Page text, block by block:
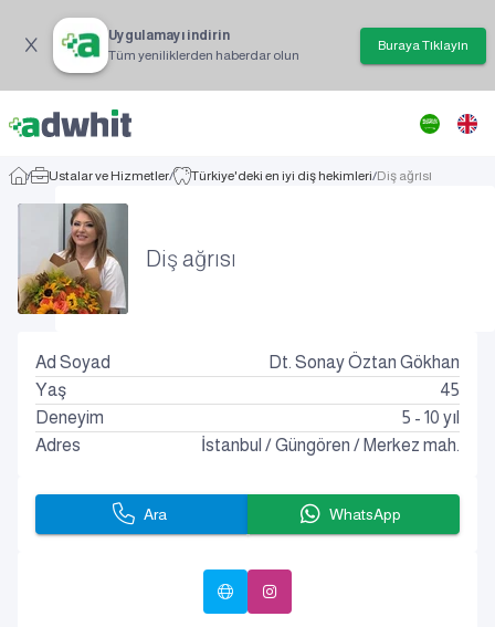
Uygulamayı indirin
Tüm yeniliklerden haberdar olun
Buraya Tıklayın
/ Ustalar ve Hizmetler/ Türkiye'deki en iyi diş hekimleri/Diş ağrısı
Diş ağrısı
Ad Soyad
Dt. Sonay Öztan Gökhan
Yaş
45
Deneyim
5 - 10 yıl
Adres
İstanbul /Güngören / Merkez mah.
Ara WhatsApp